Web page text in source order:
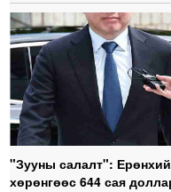
"Зууны салалт":
хөрөнгөөс 644 сая